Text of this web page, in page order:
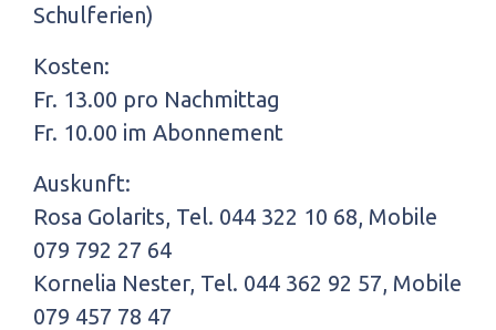
Schulferien)
Kosten:
Fr. 13.00 pro Nachmittag
Fr. 10.00 im Abonnement
Auskunft:
Rosa Golarits, Tel. 044 322 10 68, Mobile
079 792 27 64
Kornelia Nester, Tel. 044 362 92 57, Mobile
079 457 78 47